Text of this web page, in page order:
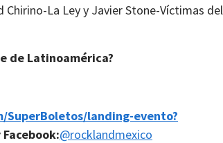
La Ley y Javier Stone-Víctimas del
de Latinoamérica?
landing-evento?
@rocklandmexico